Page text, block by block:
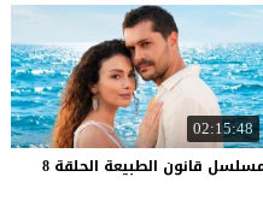
02:15:48
قانون الطبيعة الحلقة 8